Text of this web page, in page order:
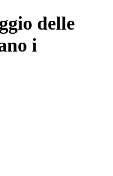
delle
i